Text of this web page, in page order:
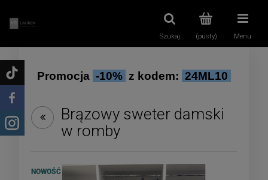
(pusty)
Szukaj Menu
Promocja -10% z kodem: 24ML10
Brązowy sweter damski
w romby
NOWOŚĆ